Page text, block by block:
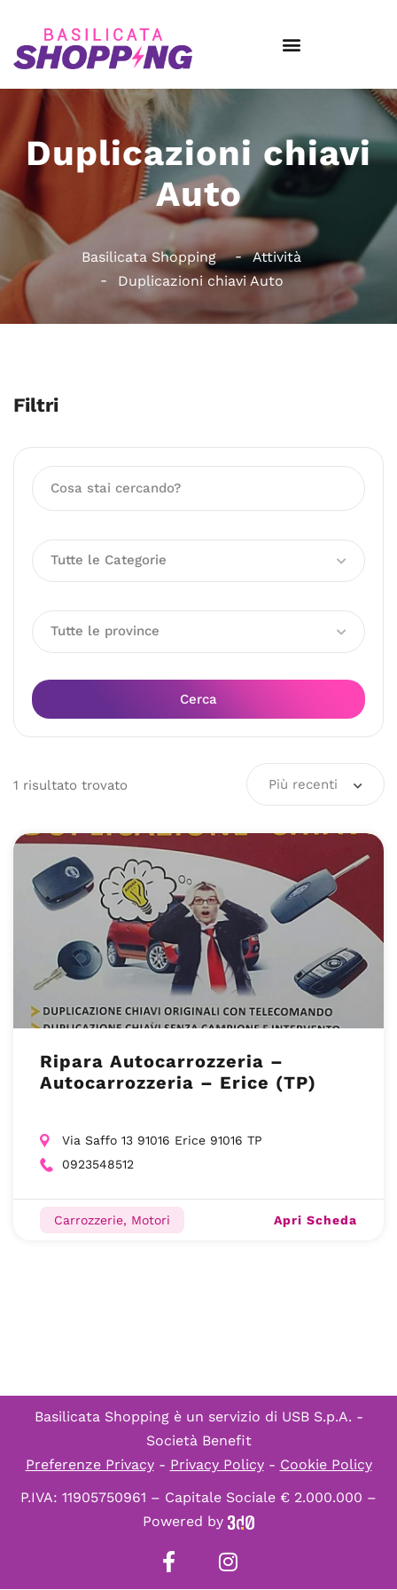
Duplicazioni chiavi
Auto
Basilicata Shopping
Attività
Duplicazioni chiavi Auto
Filtri
Tutte le Categorie
Tutte le province
Cerca
1 risultato trovato Più recenti
Ripara Autocarrozzeria –
Autocarrozzeria – Erice (TP)
Via Saffo 13 91016 Erice 91016 TP
0923548512
Carrozzerie, Motori Apri Scheda
Basilicata Shopping è un servizio di USB S.p.A. -
Società Benefit
Preferenze Privacy- Privacy Policy- Cookie Policy
P.IVA: 11905750961 – Capitale Sociale € 2.000.000 –
Powered by